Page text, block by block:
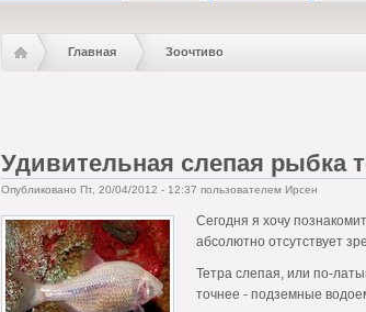
Главная Зоочтиво
Удивительная слепая рыбка
Опубликовано Пт, 20/04/2012 - 12:37 пользователем Ирсен
Сегодня я хочу
абсолютно отсутствует
Тетра слепая, или по-
точнее - подземные